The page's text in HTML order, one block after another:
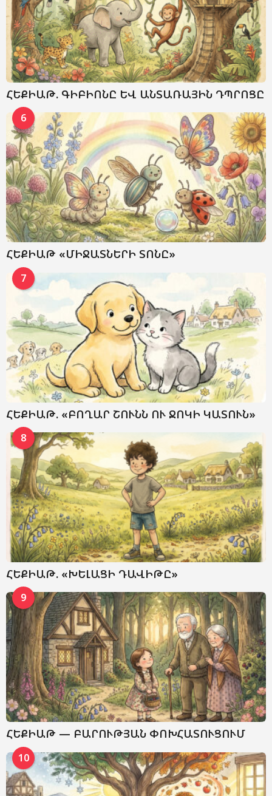
ՀԵՔԻԱԹ. ԳԻԲԻՈՆԸ ԵՎ ԱՆՏԱՌԱՅԻՆ ԴՊՐՈՑԸ
6
ՀԵՔԻԱԹ «ՄԻՋԱՏՆԵՐԻ ՏՈՆԸ»
7
ՀԵՔԻԱԹ. «ԲՈՂԱՐ ՇՈՒՆՆ ՈՒ ՋՈԿԻ ԿԱՏՈՒՆ»
8
ՀԵՔԻԱԹ. «ԽԵԼԱՑԻ ԴԱՎԻԹԸ»
9
ՀԵՔԻԱԹ — ԲԱՐՈՒԹՅԱՆ ՓՈԽՀԱՏՈՒՑՈՒՄ
10